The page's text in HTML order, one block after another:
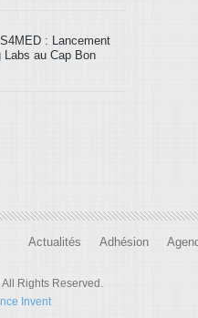
: Lancement
Labs au Cap Bon
Actualités Adhésion
. All Rights Reserved.
Invent